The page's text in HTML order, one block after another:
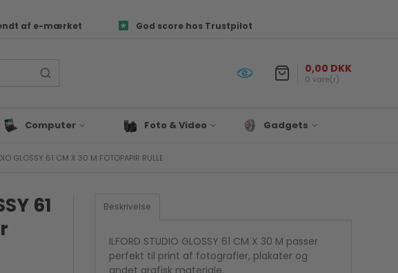
af e-mærket God score hos Trustpilot
0,00 DKK
0 vare(r)
Computer
Tasker
Computer Tilbehør
Foto & Video
Fototasker
Hukommelseskort
Kamera tilbehør
Gadgets
Til Hjemmet
Drone
GLOSSY 61 CM X 30 M FOTOPAPIR RULLE
61
Beskrivelse
ILFORD STUDIO GLOSSY 61 CM X 30 M passer
perfekt til print af fotografier, plakater og